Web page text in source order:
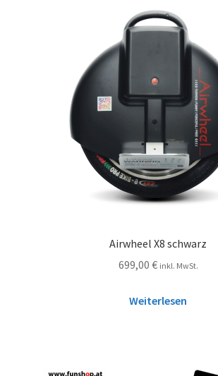
Airwheel X8 schwarz
699,00 € inkl. MwSt.
Weiterlesen